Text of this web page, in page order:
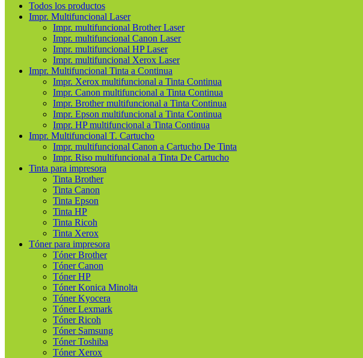
Todos los productos
Impr. Multifuncional Laser
Impr. multifuncional Brother Laser
Impr. multifuncional Canon Laser
Impr. multifuncional HP Laser
Impr. multifuncional Xerox Laser
Impr. Multifuncional Tinta a Continua
Impr. Xerox multifuncional a Tinta Continua
Impr. Canon multifuncional a Tinta Continua
Impr. Brother multifuncional a Tinta Continua
Impr. Epson multifuncional a Tinta Continua
Impr. HP multifuncional a Tinta Continua
Impr. Multifuncional T. Cartucho
Impr. multifuncional Canon a Cartucho De Tinta
Impr. Riso multifuncional a Tinta De Cartucho
Tinta para impresora
Tinta Brother
Tinta Canon
Tinta Epson
Tinta HP
Tinta Ricoh
Tinta Xerox
Tóner para impresora
Tóner Brother
Tóner Canon
Tóner HP
Tóner Konica Minolta
Tóner Kyocera
Tóner Lexmark
Tóner Ricoh
Tóner Samsung
Tóner Toshiba
Tóner Xerox